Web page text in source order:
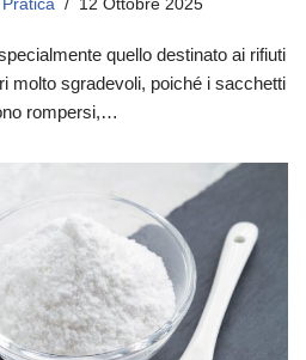
12 Ottobre 2025
quello destinato ai rifiuti
molto sgradevoli, poiché i sacchetti
rompersi,…